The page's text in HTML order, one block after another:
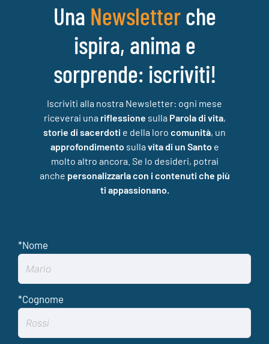
Una Newsletterche
ispira, anima e
sorprende: iscriviti!
Iscriviti alla nostra Newsletter: ogni mese
riceverai una riflessione sulla Parola di vita,
storie di sacerdoti e della loro comunità, un
approfondimento sulla vita di un Santo e
molto altro ancora. Se lo desideri, potrai
anche personalizzarla con i contenuti che più
ti appassionano.